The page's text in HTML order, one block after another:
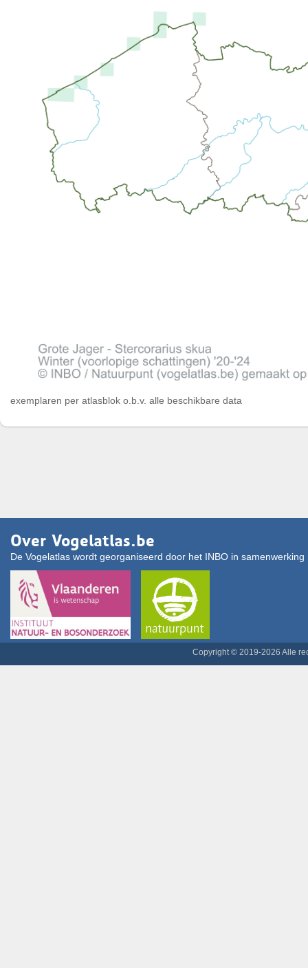
exemplaren per atlasblok o.b.v. alle beschikbare data
Over Vogelatlas.be
De Vogelatlas wordt georganiseerd door het INBO in
Copyright © 2019-2026 Alle